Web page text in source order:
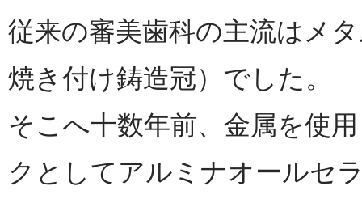
従来の審美歯科の主流はメ
焼き付け鋳造冠）でした。
そこへ十数年前、金属を使
クとしてアルミナオールセ